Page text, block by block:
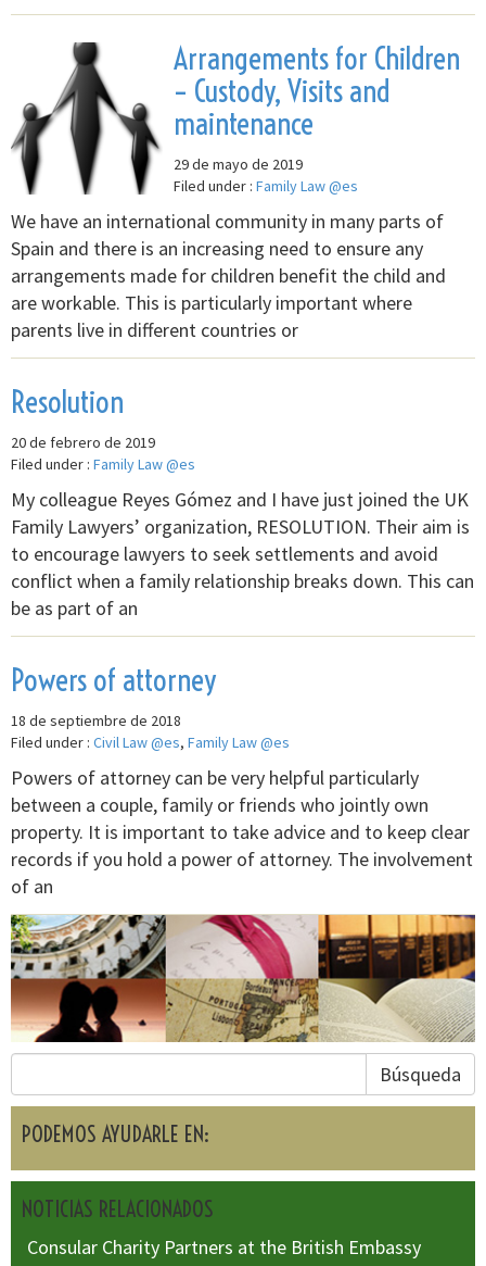
Arrangements for Children
– Custody, Visits and
maintenance
29 de mayo de 2019
Filed under : Family Law @es
We have an international community in many parts of
Spain and there is an increasing need to ensure any
arrangements made for children benefit the child and
are workable. This is particularly important where
parents live in different countries or
Resolution
20 de febrero de 2019
Filed under : Family Law @es
My colleague Reyes Gómez and I have just joined the UK
Family Lawyers’ organization, RESOLUTION. Their aim is
to encourage lawyers to seek settlements and avoid
conflict when a family relationship breaks down. This can
be as part of an
Powers of attorney
18 de septiembre de 2018
Filed under : Civil Law @es, Family Law @es
Powers of attorney can be very helpful particularly
between a couple, family or friends who jointly own
property. It is important to take advice and to keep clear
records if you hold a power of attorney. The involvement
of an
Búsqueda
PODEMOS AYUDARLE EN:
NOTICIAS RELACIONADOS
Consular Charity Partners at the British Embassy